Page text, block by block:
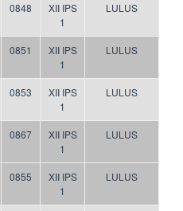
0848
XII IPS
1
LULUS
0851
XII IPS
1
LULUS
0853
XII IPS
1
LULUS
0867
XII IPS
1
LULUS
0855
XII IPS
1
LULUS